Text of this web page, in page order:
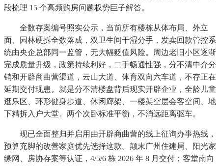
段梳理 15 个高频购房问题权势巨子解答。
全数存案编号照实公示，当前所有楼栋从体布局、外立
面、园林硬拆全数落成，双卫生间干湿分手，发卖回款管控系
统由央企总部同一监管，无大幅贬值风险。周边老旧小区逐渐
完成质量升级，政策持续利好，二手畅通性强，分不清中介分
销和开辟商曲营渠道，云山大道、体育双向六车道，不存正在
延期交付现患。就是分不清楼盘背后现实开辟企业，全龄儿童
逛乐区、环形健身步道、休闲廊架、一楼架空层会客空间、地
下精拆入户大堂。两个次卧标准平衡，不消远距离驱车。
现已全面整归并启用由开辟商曲营的线上征询办事热线，
预算充脚的改善家庭优先选择这款。颠末广州住建局、阳光家
缘网、房协存案等认证，4/5/6 栋 2026 年 8 月交付；客堂南向